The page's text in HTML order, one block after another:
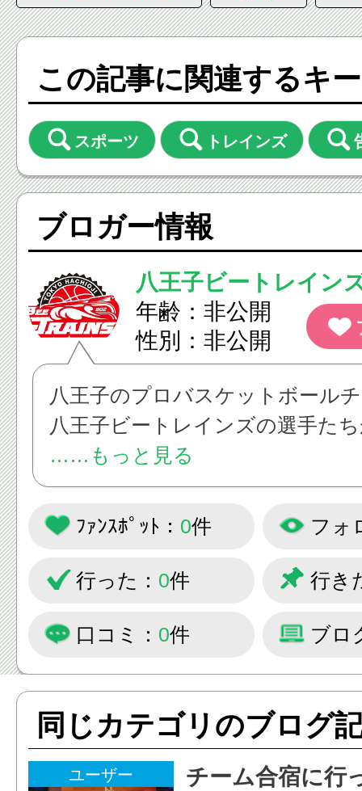
す
この記事に関連するキ
スポーツ トレインズ
ブロガー情報
八王子ビートレイン
年齢：非公開
性別：非公開
八王子のプロバスケットボール
八王子ビートレインズの選手た
子を投稿していきます！
……もっと見る
ﾌｧﾝｽﾎﾟｯﾄ： 0件 フォ
行った： 0件 行き
口コミ： 0件 ブロ
同じカテゴリのブログ
ユーザー チーム合宿に行